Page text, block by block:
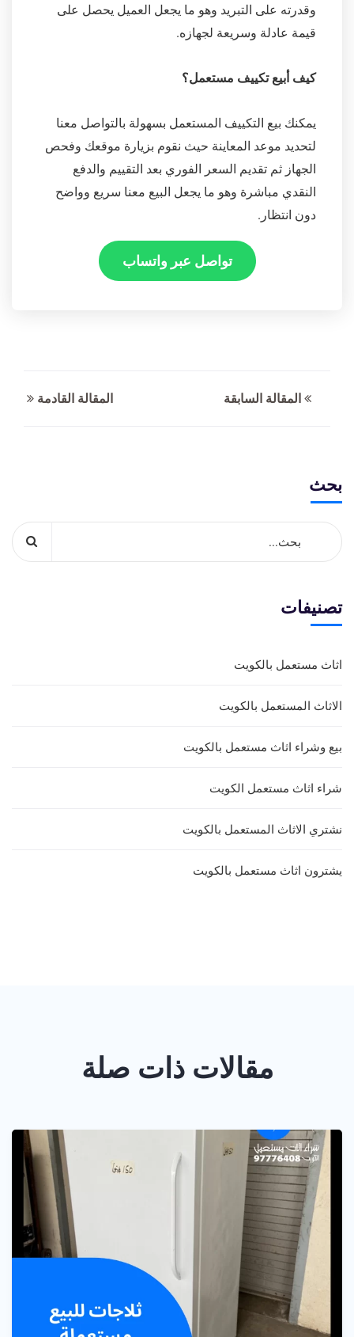
وقدرته على التبريد وهو ما يجعل العميل يحصل على
قيمة عادلة وسريعة لجهازه.
كيف أبيع تكييف مستعمل؟
يمكنك بيع التكييف المستعمل بسهولة بالتواصل معنا
لتحديد موعد المعاينة حيث نقوم بزيارة موقعك وفحص
الجهاز ثم تقديم السعر الفوري بعد التقييم والدفع
النقدي مباشرة وهو ما يجعل البيع معنا سريع وواضح
دون انتظار.
تواصل عبر واتساب
المقالة السابقة المقالة القادمة
بحث
تصنيفات
اثاث مستعمل بالكويت
الاثاث المستعمل بالكويت
بيع وشراء اثاث مستعمل بالكويت
شراء اثاث مستعمل الكويت
نشتري الاثاث المستعمل بالكويت
يشترون اثاث مستعمل بالكويت
مقالات ذات صلة